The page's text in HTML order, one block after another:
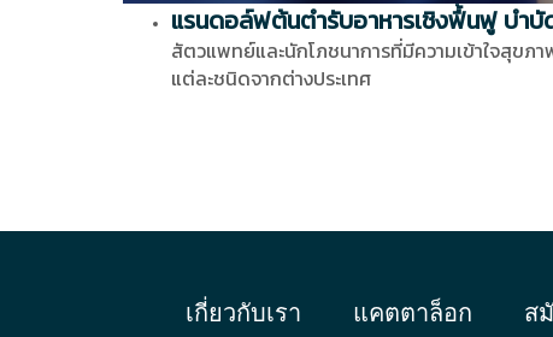
แรนดอล์ฟต้นตำรับอาหารเชิงฟื้นฟู บำบั
สัตวแพทย์และนักโภชนาการที่มีความเข้าใจสุขภ
แต่ละชนิดจากต่างประเทศ
เกี่ยวกับเรา แคตตาล็อก ส